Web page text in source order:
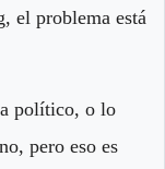
el problema está
político, o lo
pero eso es